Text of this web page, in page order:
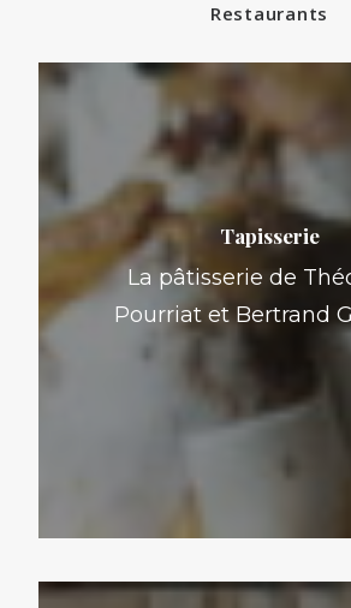
Restaurants
Tapisserie
La pâtisserie de
Pourriat et Bertrand